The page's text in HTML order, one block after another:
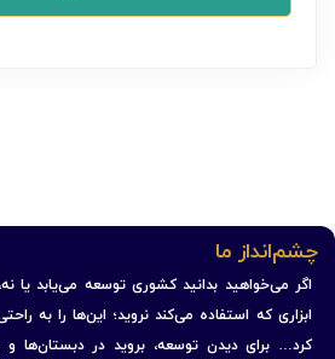
چشم‌انداز ما
اگر می‌خواهید بدانید کشوری توسعه می‌یابد یا
ابزاری که استفاده می‌کند نروید؛ این‌ها را به
کرد… برای دیدن توسعه، بروید در دبستان‌ها و